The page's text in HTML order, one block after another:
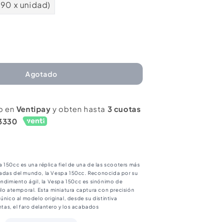
x unidad)
Agotado
en Ventipay y obten hasta 3 cuotas
150cc es una réplica fiel de una de las scooters más
del mundo, la Vespa 150cc. Reconocida por su
ágil, la Vespa 150cc es sinónimo de
atemporal. Esta miniatura captura con precisión
al modelo original, desde su distintiva
el faro delantero y los acabados